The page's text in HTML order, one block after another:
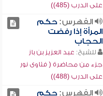
على الدرب (485))
الفهرس:حكم
المرأة إذا رفضت
الحجاب
للشيخ: عبد العزيز بن باز
جزء من محاضرة ( فتاوى نور
على الدرب (488))
الفهرس:حكم